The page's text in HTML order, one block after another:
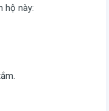
hộ này: